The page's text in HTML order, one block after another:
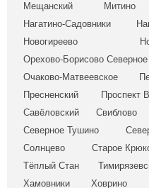
Мещанский
Митино
Нагатино-Садовники
Новогиреево
Орехово-Борисово Северное
Очаково-Матвеевское
Пресненский
Проспект
Савёловский
Свиблово
Северное Тушино
Солнцево
Старое
Тёплый Стан
Хамовники
Ховрино